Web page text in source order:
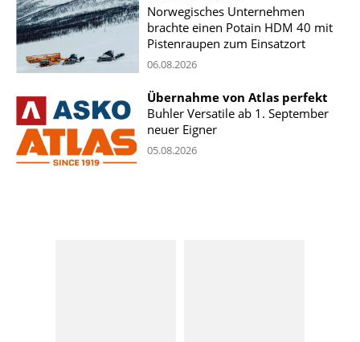
Norwegisches Unternehmen
brachte einen Potain HDM 40 mit
Pistenraupen zum Einsatzort
06.08.2026
Übernahme von Atlas perfekt
Buhler Versatile ab 1. September
neuer Eigner
05.08.2026